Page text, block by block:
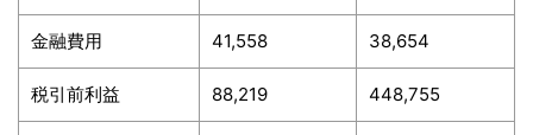
金融費用 41,558 38,654
税引前利益 88,219 448,755